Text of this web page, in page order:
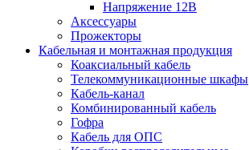
Напряжение 12В
Аксессуары
Прожекторы
Кабельная и монтажная продукция
Коаксиальный кабель
Телекоммуникационные шкафы
Кабель-канал
Комбинированный кабель
Гофра
Кабель для ОПС